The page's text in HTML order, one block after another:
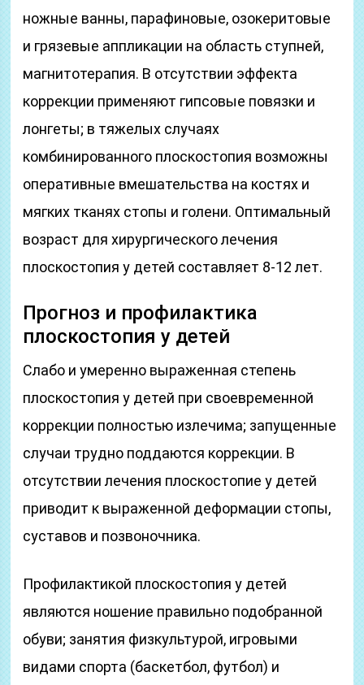
ножные ванны, парафиновые, озокеритовые
и грязевые аппликации на область ступней,
магнитотерапия. В отсутствии эффекта
коррекции применяют гипсовые по­вязки и
лонгеты; в тяжелых случаях
комбинированного плоскостопия возможны
оперативные вмешательства на костях и
мягких тканях стопы и голени. Оптимальный
возраст для хирургического лечения
плоскостопия у детей составляет 8-12 лет.
Прогноз и профилактика
плоскостопия у детей
Слабо и умеренно выраженная степень
плоскостопия у детей при своевременной
коррекции полностью излечима; запущенные
случаи трудно поддаются коррекции. В
отсутствии лечения плоскостопие у детей
приводит к выраженной деформации стопы,
суставов и позвоночника.
Профилак­тикой плоскостопия у детей
являются ношение правильно подобранной
обуви; занятия физкультурой, игровыми
видами спорта (баскетбол, футбол) и